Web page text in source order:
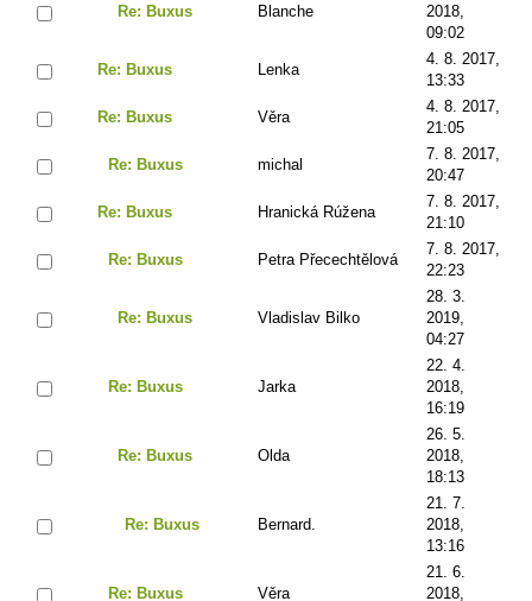
Re: Buxus Blanche
2018,
09:02
Re: Buxus Lenka
4. 8. 2017,
13:33
Re: Buxus Věra
4. 8. 2017,
21:05
Re: Buxus michal
7. 8. 2017,
20:47
Re: Buxus Hranická Rúžena
7. 8. 2017,
21:10
Re: Buxus Petra Přecechtělová
7. 8. 2017,
22:23
Re: Buxus Vladislav Bilko
28. 3.
2019,
04:27
Re: Buxus Jarka
22. 4.
2018,
16:19
Re: Buxus Olda
26. 5.
2018,
18:13
Re: Buxus Bernard.
21. 7.
2018,
13:16
Re: Buxus Věra
21. 6.
2018,